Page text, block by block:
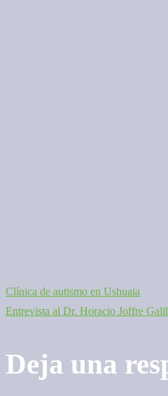
Navegación
entradas
Clínica de autismo en Ushuaia
Entrevista al Dr. Horacio Joffre
Deja una